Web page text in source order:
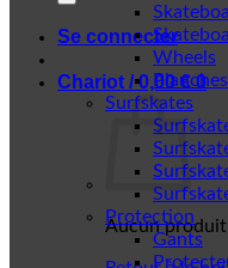
Se connecter
Chariot /0,00€ 0
Aucun produit
Wheels
Surfskates
Protection
Gants